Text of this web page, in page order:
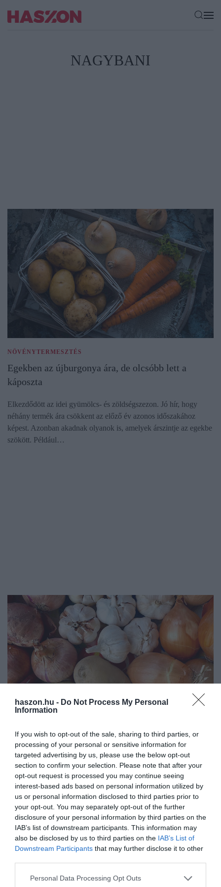
haszon.hu - Do Not Process My Personal
Information
If you wish to opt-out of the sale, sharing to third parties, or
processing of your personal or sensitive information for
targeted advertising by us, please use the below opt-out
section to confirm your selection. Please note that after your
opt-out request is processed you may continue seeing
interest-based ads based on personal information utilized by
us or personal information disclosed to third parties prior to
your opt-out. You may separately opt-out of the further
disclosure of your personal information by third parties on the
IAB’s list of downstream participants. This information may
also be disclosed by us to third parties on the IAB’s List of
Downstream Participants that may further disclose it to other
Please note that this website/app uses one or more Google
Personal Data Processing Opt Outs
NAGYBANI
NÖVÉNYTERMESZTÉS
Egekben az újburgonya ára, de olcsóbb lett a
káposzta
Elkezdődött az idei gyümölcs- és zöldségszezon. Jó hír, hogy
néhány termék ára csökkent az előző év azonos időszakához
képest. Azonban akadnak olyanok is, amelyek árszintje az egekbe
szökött. Például…
NÖVÉNYTERMESZTÉS
Ez a népszerű zöldség a háromszorosára drágult a
nagybanin
Rendkívül megemelkedett néhány alapvető zöldség ára az elmúlt
12 hónapban Magyarországon. Például a vöröshagyma árszintje
megháromszorozódott éves alapon, de sokat drágult a burgonya, a
sárgarépa, a…